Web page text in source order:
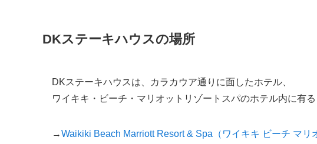
DKステーキハウスの場所
DKステーキハウスは、カラカウア通りに面したホテル、
ワイキキ・ビーチ・マリオットリゾートスパのホテル内に有る
→Waikiki Beach Marriott Resort & Spa（ワイキキ ビーチ マリ